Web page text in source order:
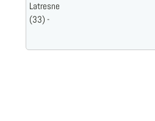
Latresne
(33) -